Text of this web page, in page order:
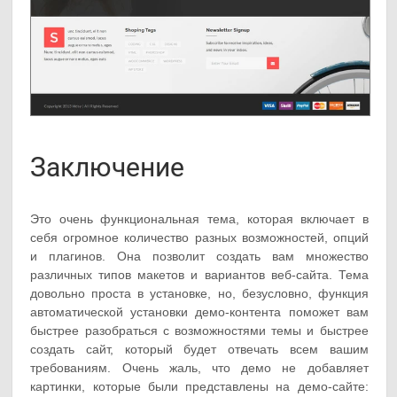
Заключение
Это очень функциональная тема, которая включает в
себя огромное количество разных возможностей, опций
и плагинов. Она позволит создать вам множество
различных типов макетов и вариантов веб-сайта. Тема
довольно проста в установке, но, безусловно, функция
автоматической установки демо-контента поможет вам
быстрее разобраться с возможностями темы и быстрее
создать сайт, который будет отвечать всем вашим
требованиям. Очень жаль, что демо не добавляет
картинки, которые были представлены на демо-сайте: